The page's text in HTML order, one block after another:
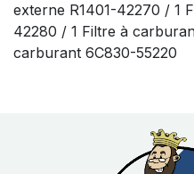
externe R1401-42270 / 1
42280 / 1 Filtre à
carburant 6C830-55220